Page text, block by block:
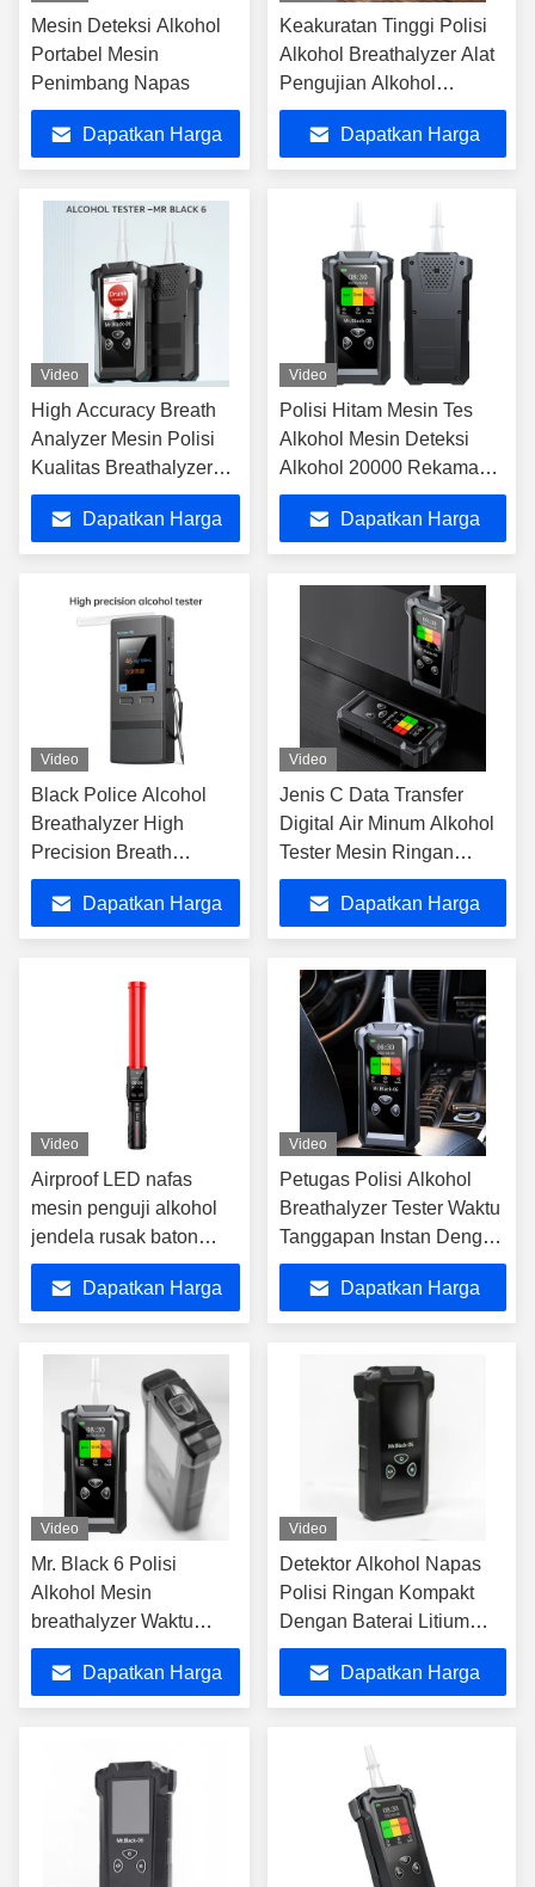
Mesin Deteksi Alkohol
Portabel Mesin
Penimbang Napas
Dapatkan Harga
Keakuratan Tinggi Polisi
Alkohol Breathalyzer Alat
Pengujian Alkohol
Dengan Penyimpanan
Data
Dapatkan Harga
Video
High Accuracy Breath
Analyzer Mesin Polisi
Kualitas Breathalyzer
Dua Mode Deteksi
Dapatkan Harga
Video
Polisi Hitam Mesin Tes
Alkohol Mesin Deteksi
Alkohol 20000 Rekaman
penyimpanan
Dapatkan Harga
Video
Black Police Alcohol
Breathalyzer High
Precision Breath
Analyzer Mesin ZBK-90
Dapatkan Harga
Video
Jenis C Data Transfer
Digital Air Minum Alkohol
Tester Mesin Ringan
Untuk Penegakan Hukum
Dapatkan Harga
Video
Airproof LED nafas
mesin penguji alkohol
jendela rusak baton
merah breathalyzer
Dapatkan Harga
Video
Petugas Polisi Alkohol
Breathalyzer Tester Waktu
Tanggapan Instan Dengan
Layar LCD
Dapatkan Harga
Video
Mr. Black 6 Polisi
Alkohol Mesin
breathalyzer Waktu
respons instan
Dapatkan Harga
Video
Detektor Alkohol Napas
Polisi Ringan Kompakt
Dengan Baterai Litium
1500 MAh
Dapatkan Harga